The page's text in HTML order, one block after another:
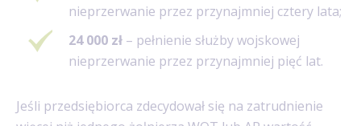
nieprzerwanie przez przynajmniej cztery lata;
24 000 zł – pełnienie służby wojskowej
nieprzerwanie przez przynajmniej pięć lat.
Jeśli przedsiębiorca zdecydował się na zatrudnienie